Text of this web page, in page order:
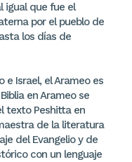
igual que fue el
por el pueblo de
los días de
e Israel, el Arameo es
en Arameo se
texto Peshitta en
de la literatura
del Evangelio y de
con un lenguaje